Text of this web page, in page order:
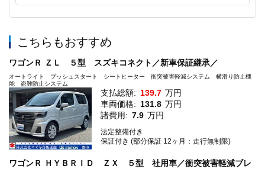
こちらもおすすめ
ワゴンＲ ＺＬ ５型 スズキコネクト／新車保証継承／
オートライト プッシュスタート シートヒーター 衝突被害軽減システム 横滑り防止機
能 盗難防止システム
支払総額: 139.7 万円
車両価格: 131.8 万円
諸費用: 7.9 万円
法定整備付き
保証付き (部分保証 12ヶ月：走行無制限)
ワゴンＲ ＨＹＢＲＩＤ ＺＸ ５型 社用車／衝突被害軽減ブレ